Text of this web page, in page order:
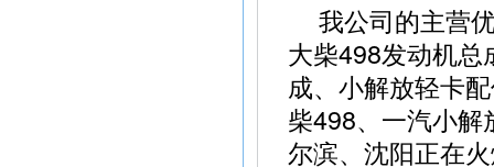
我公司的主营
大柴498发动机
成、小解放轻卡
柴498、一汽小
尔滨、沈阳正在